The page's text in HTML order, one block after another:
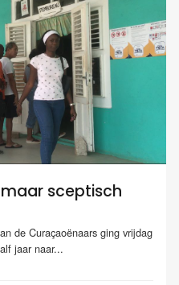
sceptisch
de Curaçaoënaars ging vrijdag
jaar naar...